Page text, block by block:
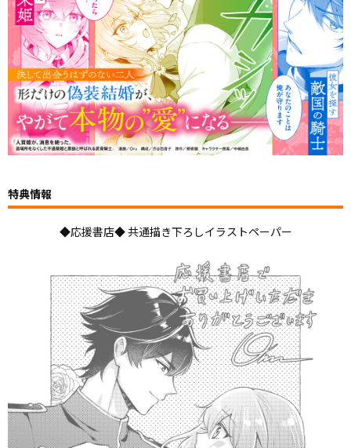
特典情報
◆応援書店◆ 共通描き下ろしイラストペーパー